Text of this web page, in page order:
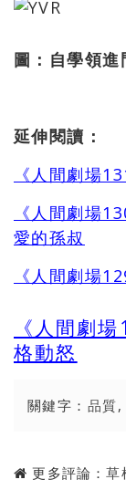
圖：自學領進
延伸閱讀：
《人間劇場
《人間劇場
愛的孫叔
《人間劇場
《人間劇
格動怒
關鍵字： 品質,
更多評論：草